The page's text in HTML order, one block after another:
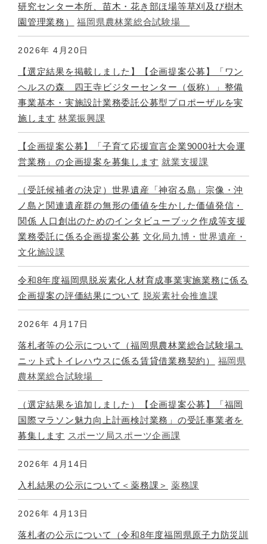
研究センター本所、苗木・花き部ほ場等草刈及び樹木
園管理業務）
福岡県農林業総合試験場
2026年 4月20日
【選定結果を掲載しました】【企画提案公募】「ワン
ヘルスの森 四王寺ビジターセンター（仮称）」整備
事業基本・実施設計業務委託公募型プロポーザルを実
施します 林業振興課
​【企画提案公募】「子育て応援宣言企業9000社大会運
営業務」の企画提案を募集します 就業支援課
（受託候補者の決定）世界遺産「神宿る島」宗像・沖
ノ島と関連遺産群の無形の価値を生かした価値発信・
関係 人口創出のためのインタビューブック作成等支援
業務委託に係る企画提案公募 文化局九博・世界遺産・
文化施設課
令和8年度福岡県脱炭素化人材育成事業実施業務に係る
企画提案の評価結果について 脱炭素社会推進課
2026年 4月17日
落札者等の公示について（福岡県農林業総合試験場ユ
ニット式トイレハウスに係る賃貸借業務契約）
福岡県
農林業総合試験場
（選定結果を追加しました）【企画提案公募】「福岡
国際マラソン魅力向上計画検討業務」の受託事業者を
募集します スポーツ局スポーツ企画課
2026年 4月14日
入札結果の公示について＜薬務課＞ 薬務課
2026年 4月13日
落札者の公示について（令和8年度福岡県原子力防災訓